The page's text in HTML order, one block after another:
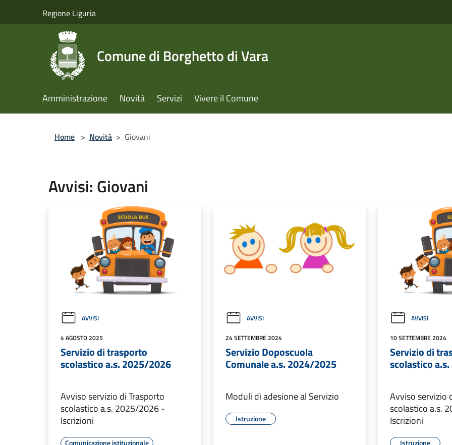
Regione Liguria
Comune di Borghetto di Vara
Amministrazione Novità Servizi Vivere il Comune
Home > Novità > Giovani
Avvisi: Giovani
AVVISI
4 AGOSTO 2025
Servizio di trasporto
scolastico a.s. 2025/2026
Avviso servizio di Trasporto
scolastico a.s. 2025/2026 -
Iscrizioni
AVVISI
24 SETTEMBRE 2024
Servizio Doposcuola
Comunale a.s. 2024/2025
Moduli di adesione al Servizio
Istruzione
AVVISI
10 SETTEMBRE 2024
Servizio di
scolastico
Avviso servizio
scolastico a.s.
Iscrizioni